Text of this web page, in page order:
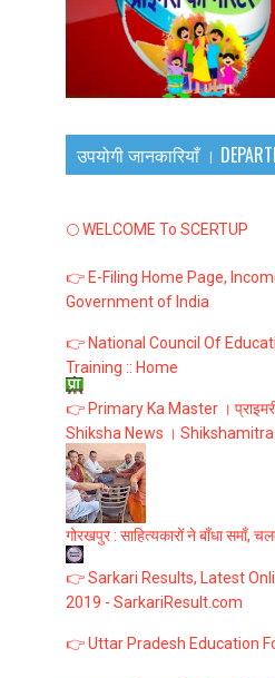
उपयोगी जानकारियाँ ।
🌕 WELCOME To SCERTUP
👉 E-Filing Home Page,
Government of India
👉 National Council Of
Training :: Home
👉 Primary Ka Master ।
Shiksha News । Shikshamitra
गोरखपुर : साहित्यकारों ने बाँधा समाँ,
👉 Sarkari Results, Latest
2019 - SarkariResult.com
👉 Uttar Pradesh Education